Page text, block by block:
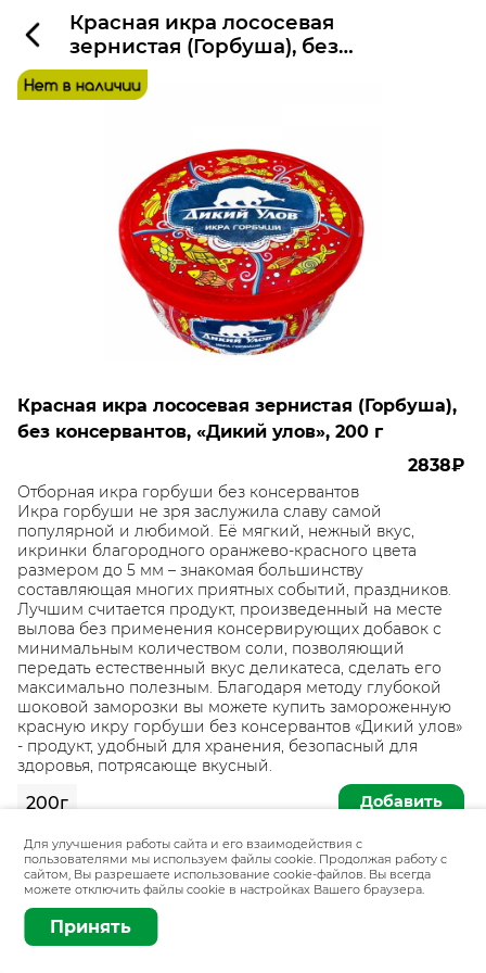
Красная икра лососевая
зернистая (Горбуша), без
консервантов, «Дикий улов»,
200 г
Красная икра лососевая зернистая (Горбуша),
без консервантов, «Дикий улов», 200 г
2838₽
Отборная икра горбуши без консервантов
Икра горбуши не зря заслужила славу самой
популярной и любимой. Её мягкий, нежный вкус,
икринки благородного оранжево-красного цвета
размером до 5 мм – знакомая большинству
составляющая многих приятных событий, праздников.
Лучшим считается продукт, произведенный на месте
вылова без применения консервирующих добавок с
минимальным количеством соли, позволяющий
передать естественный вкус деликатеса, сделать его
максимально полезным. Благодаря методу глубокой
шоковой заморозки вы можете купить замороженную
красную икру горбуши без консервантов «Дикий улов»
- продукт, удобный для хранения, безопасный для
здоровья, потрясающе вкусный.
200г Добавить
Для улучшения работы сайта и его взаимодействия с
пользователями мы используем файлы cookie. Продолжая работу с
сайтом, Вы разрешаете использование cookie-файлов. Вы всегда
можете отключить файлы cookie в настройках Вашего браузера.
Принять